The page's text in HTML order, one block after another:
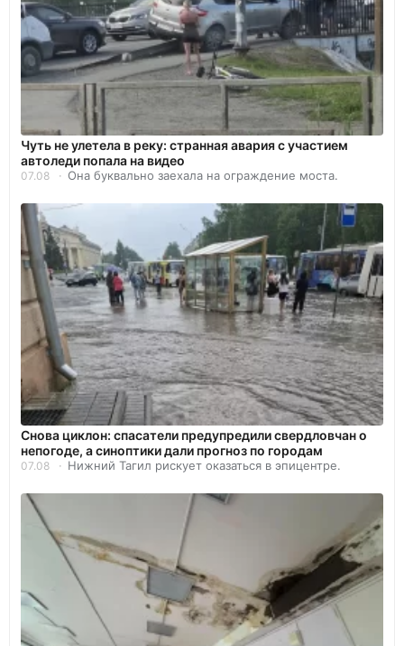
Чуть не улетела в реку: странная авария с участием
автоледи попала на видео
07.08 Она буквально заехала на ограждение моста.
Снова циклон: спасатели предупредили свердловчан о
непогоде, а синоптики дали прогноз по городам
07.08 Нижний Тагил рискует оказаться в эпицентре.